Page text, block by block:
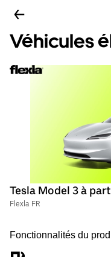
Véhicules
Tesla Model 3 à
Flexla FR
Fonctionnalités du